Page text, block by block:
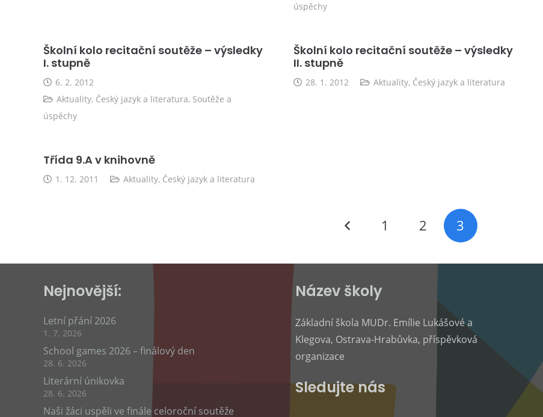
úspěchy
Školní kolo recitační soutěže – výsledky
I. stupně
6. 2. 2012
Aktuality, Český jazyk a literatura, Soutěže a
úspěchy
Školní kolo recitační soutěže – výsledky
II. stupně
28. 1. 2012 Aktuality, Český jazyk a literatura
Třída 9.A v knihovně
1. 12. 2011 Aktuality, Český jazyk a literatura
1 2 3
Nejnovější:
Letní přání 2026
1. 7. 2026
School games 2026 – finálový den
28. 6. 2026
Literární únikovka
28. 6. 2026
Naši žáci uspěli ve finále celoroční soutěže
Název školy
Základní škola MUDr. Emílie Lukášové a
Klegova, Ostrava-Hrabůvka, příspěvková
organizace
Sledujte nás